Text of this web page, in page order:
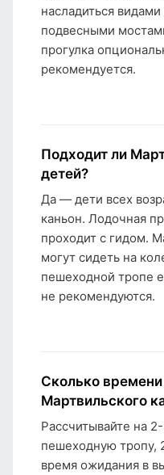
насладиться
подвесными
прогулка
рекомендуется.
Подходит ли
детей?
Да — дети всех
каньон. Лодочная
проходит с гидом.
могут сидеть на
пешеходной тропе
не рекомендуются.
Сколько
Мартвильского
Рассчитывайте на
пешеходную тропу,
время ожидания в